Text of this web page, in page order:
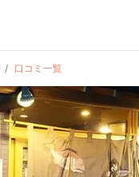
口コミ一覧